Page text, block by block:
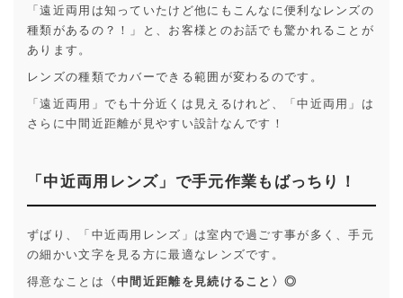
「遠近両用は知っていたけど他にもこんなに便利なレンズの
種類があるの？！」と、お客様とのお話でも驚かれることが
あります。
レンズの種類でカバーできる範囲が変わるのです。
「遠近両用」でも十分近くは見えるけれど、「中近両用」は
さらに中間近距離が見やすい設計なんです！
「中近両用レンズ」で手元作業もばっちり！
ずばり、「中近両用レンズ」は室内で過ごす事が多く、手元
の細かい文字を見る方に最適なレンズです。
得意なことは 〈中間近距離を見続けること〉◎